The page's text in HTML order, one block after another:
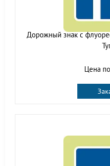
Дорожный знак с
Цена